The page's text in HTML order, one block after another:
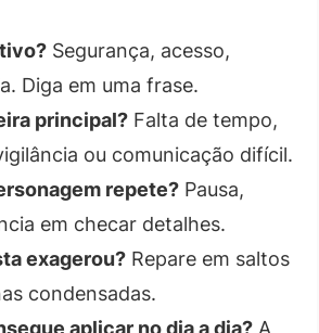
Segurança, acesso,
Diga em uma frase.
principal? Falta de tempo,
ou comunicação difícil.
repete? Pausa,
em checar detalhes.
exagerou? Repare em saltos
condensadas.
aplicar no dia a dia? A